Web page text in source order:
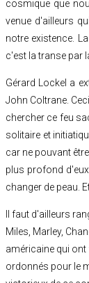
cosmique que
venue d'ailleurs
notre existence.
c'est la transe par
Gérard Lockel a
John Coltrane.
chercher ce feu
solitaire et
car ne pouvant
plus profond
changer de peau.
Il faut d'ailleurs
Miles, Marley,
américaine qui
ordonnés pour le